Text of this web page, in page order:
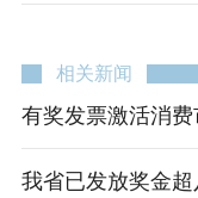
相关新闻
有奖发票激活消
我省已发放奖金